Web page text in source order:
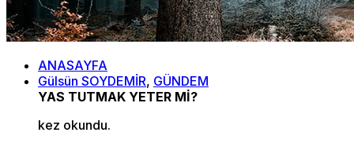
ANASAYFA
Gülsün SOYDEMİR, GÜNDEM
YAS TUTMAK YETER Mİ?
kez okundu.